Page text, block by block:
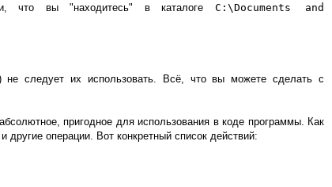
что вы "находитесь" в каталоге C:\Documents and
не следует их использовать. Всё, что вы можете сделать с
пригодное для использования в коде программы. Как
операции. Вот конкретный список действий: